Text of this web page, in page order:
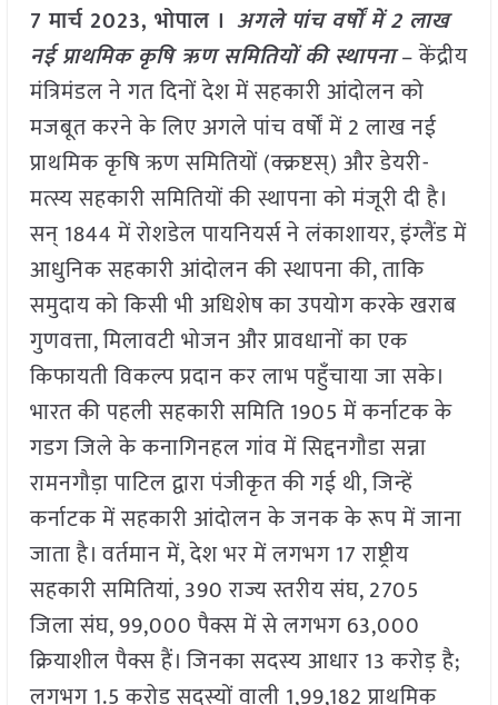
7 मार्च 2023, भोपाल । अगले पांच वर्षों में 2 लाख
नई प्राथमिक कृषि ऋण समितियों की स्थापना– केंद्रीय
मंत्रिमंडल ने गत दिनों देश में सहकारी आंदोलन को
मजबूत करने के लिए अगले पांच वर्षों में 2 लाख नई
प्राथमिक कृषि ऋण समितियों (क्क्रष्टस्) और डेयरी-
मत्स्य सहकारी समितियों की स्थापना को मंजूरी दी है।
सन् 1844 में रोशडेल पायनियर्स ने लंकाशायर, इंग्लैंड में
आधुनिक सहकारी आंदोलन की स्थापना की, ताकि
समुदाय को किसी भी अधिशेष का उपयोग करके खराब
गुणवत्ता, मिलावटी भोजन और प्रावधानों का एक
किफायती विकल्प प्रदान कर लाभ पहुँचाया जा सके।
भारत की पहली सहकारी समिति 1905 में कर्नाटक के
गडग जिले के कनागिनहल गांव में सिद्दनगौडा सन्ना
रामनगौड़ा पाटिल द्वारा पंजीकृत की गई थी, जिन्हें
कर्नाटक में सहकारी आंदोलन के जनक के रूप में जाना
जाता है। वर्तमान में, देश भर में लगभग 17 राष्ट्रीय
सहकारी समितियां, 390 राज्य स्तरीय संघ, 2705
जिला संघ, 99,000 पैक्स में से लगभग 63,000
क्रियाशील पैक्स हैं। जिनका सदस्य आधार 13 करोड़ है;
लगभग 1.5 करोड़ सदस्यों वाली 1,99,182 प्राथमिक